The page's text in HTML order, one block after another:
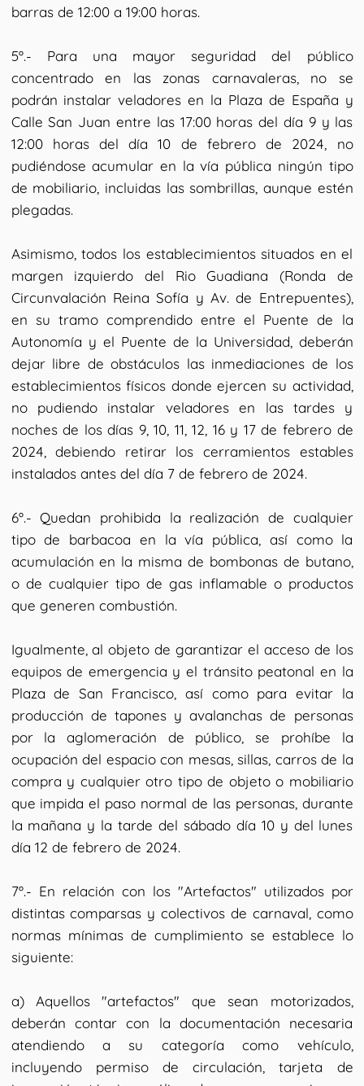
barras de 12:00 a 19:00 horas.
5º.- Para una mayor seguridad del público
concentrado en las zonas carnavaleras, no se
podrán instalar veladores en la Plaza de España y
Calle San Juan entre las 17:00 horas del día 9 y las
12:00 horas del día 10 de febrero de 2024, no
pudiéndose acumular en la vía pública ningún tipo
de mobiliario, incluidas las sombrillas, aunque estén
plegadas.
Asimismo, todos los establecimientos situados en el
margen izquierdo del Rio Guadiana (Ronda de
Circunvalación Reina Sofía y Av. de Entrepuentes),
en su tramo comprendido entre el Puente de la
Autonomía y el Puente de la Universidad, deberán
dejar libre de obstáculos las inmediaciones de los
establecimientos físicos donde ejercen su actividad,
no pudiendo instalar veladores en las tardes y
noches de los días 9, 10, 11, 12, 16 y 17 de febrero de
2024, debiendo retirar los cerramientos estables
instalados antes del día 7 de febrero de 2024.
6º.- Quedan prohibida la realización de cualquier
tipo de barbacoa en la vía pública, así como la
acumulación en la misma de bombonas de butano,
o de cualquier tipo de gas inflamable o productos
que generen combustión.
Igualmente, al objeto de garantizar el acceso de los
equipos de emergencia y el tránsito peatonal en la
Plaza de San Francisco, así como para evitar la
producción de tapones y avalanchas de personas
por la aglomeración de público, se prohíbe la
ocupación del espacio con mesas, sillas, carros de la
compra y cualquier otro tipo de objeto o mobiliario
que impida el paso normal de las personas, durante
la mañana y la tarde del sábado día 10 y del lunes
día 12 de febrero de 2024.
7º.- En relación con los "Artefactos" utilizados por
distintas comparsas y colectivos de carnaval, como
normas mínimas de cumplimiento se establece lo
siguiente:
a) Aquellos "artefactos" que sean motorizados,
deberán contar con la documentación necesaria
atendiendo a su categoría como vehículo,
incluyendo permiso de circulación, tarjeta de